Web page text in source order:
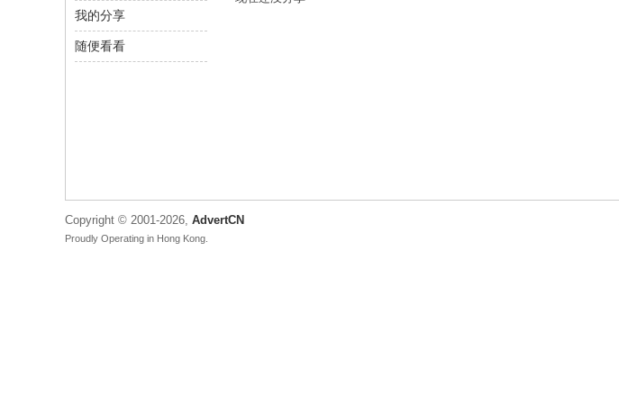
C
N
我的分享
随便看看
Copyright © 2001-2026, AdvertCN
Proudly Operating in Hong Kong.